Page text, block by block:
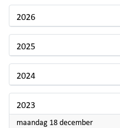
2026
2025
2024
2023
maandag 18 december2023